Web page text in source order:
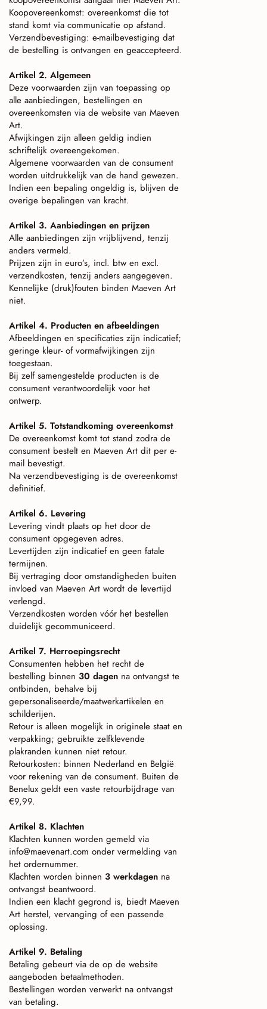
Koopovereenkomst: overeenkomst die tot
stand komt via communicatie op afstand.
Verzendbevestiging: e-mailbevestiging dat
de bestelling is ontvangen en geaccepteerd.
Artikel 2. Algemeen
Deze voorwaarden zijn van toepassing op
alle aanbiedingen, bestellingen en
overeenkomsten via de website van Maeven
Art.
Afwijkingen zijn alleen geldig indien
schriftelijk overeengekomen.
Algemene voorwaarden van de consument
worden uitdrukkelijk van de hand gewezen.
Indien een bepaling ongeldig is, blijven de
overige bepalingen van kracht.
Artikel 3. Aanbiedingen en prijzen
Alle aanbiedingen zijn vrijblijvend, tenzij
anders vermeld.
Prijzen zijn in euro’s, incl. btw en excl.
verzendkosten, tenzij anders aangegeven.
Kennelijke (druk)fouten binden Maeven Art
niet.
Artikel 4. Producten en afbeeldingen
Afbeeldingen en specificaties zijn indicatief;
geringe kleur- of vormafwijkingen zijn
toegestaan.
Bij zelf samengestelde producten is de
consument verantwoordelijk voor het
ontwerp.
Artikel 5. Totstandkoming overeenkomst
De overeenkomst komt tot stand zodra de
consument bestelt en Maeven Art dit per e-
mail bevestigt.
Na verzendbevestiging is de overeenkomst
definitief.
Artikel 6. Levering
Levering vindt plaats op het door de
consument opgegeven adres.
Levertijden zijn indicatief en geen fatale
termijnen.
Bij vertraging door omstandigheden buiten
invloed van Maeven Art wordt de levertijd
verlengd.
Verzendkosten worden vóór het bestellen
duidelijk gecommuniceerd.
Artikel 7. Herroepingsrecht
Consumenten hebben het recht de
bestelling binnen 30 dagen na ontvangst te
ontbinden, behalve bij
gepersonaliseerde/maatwerkartikelen en
schilderijen.
Retour is alleen mogelijk in originele staat en
verpakking; gebruikte zelfklevende
plakranden kunnen niet retour.
Retourkosten: binnen Nederland en België
voor rekening van de consument. Buiten de
Benelux geldt een vaste retourbijdrage van
€9,99.
Artikel 8. Klachten
Klachten kunnen worden gemeld via
info@maevenart.com onder vermelding van
het ordernummer.
Klachten worden binnen 3 werkdagen na
ontvangst beantwoord.
Indien een klacht gegrond is, biedt Maeven
Art herstel, vervanging of een passende
oplossing.
Artikel 9. Betaling
Betaling gebeurt via de op de website
aangeboden betaalmethoden.
Bestellingen worden verwerkt na ontvangst
van betaling.